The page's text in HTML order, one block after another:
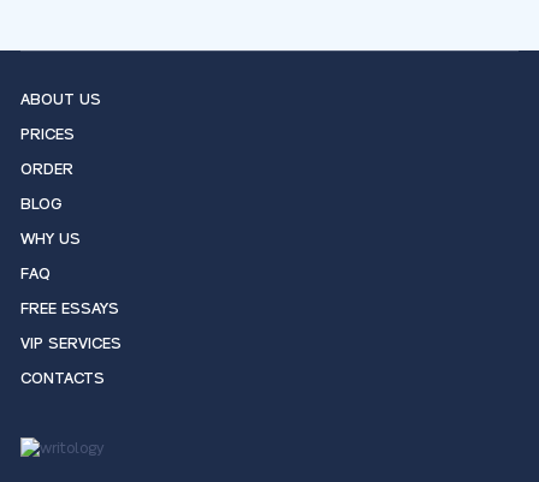
ABOUT US
PRICES
ORDER
BLOG
WHY US
FAQ
FREE ESSAYS
VIP SERVICES
CONTACTS